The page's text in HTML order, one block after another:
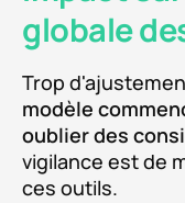
globale
Trop
modèle
oublier des
vigilance est de
ces outils.